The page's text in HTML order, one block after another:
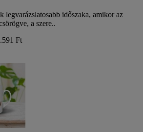
legvarázslatosabb időszaka, amikor az
a szere..
Ft